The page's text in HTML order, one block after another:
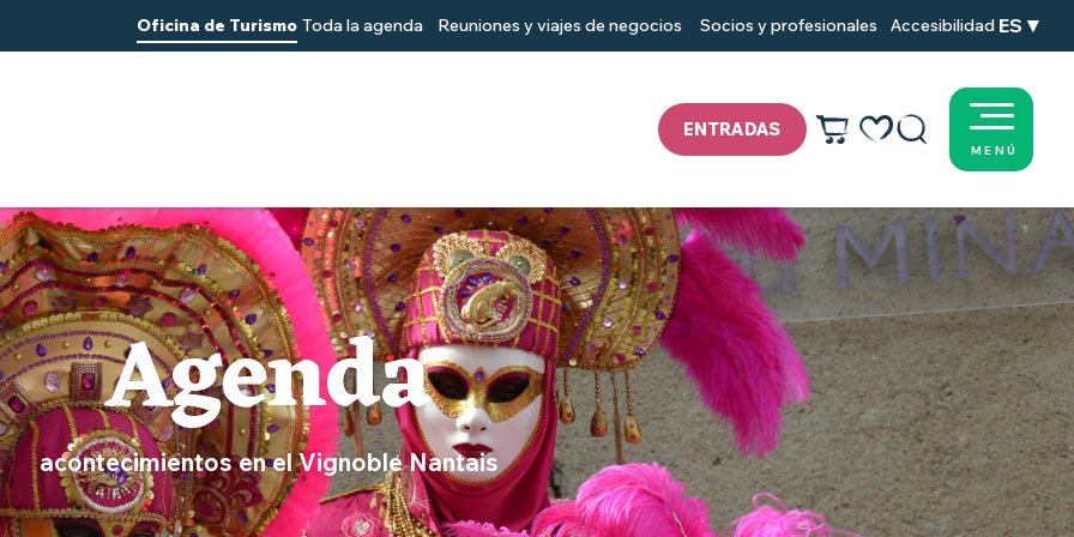
ENTRADAS
Voir les favoris
Buscar
Oficina de Turismo Toda la agenda Reuniones y viajes de negocios Socios y profesionales Accesibilidad ES
MENÚ
Agenda
acontecimientos en el Vignoble Nantais